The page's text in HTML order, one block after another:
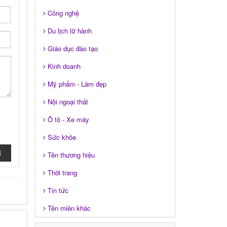
Công nghệ
Du lịch lữ hành
Giáo dục đào tạo
Kinh doanh
Mỹ phẩm - Làm đẹp
Nội ngoại thất
Ô tô - Xe máy
Sức khỏe
Tên thương hiệu
Thời trang
Tin tức
Tên miền khác